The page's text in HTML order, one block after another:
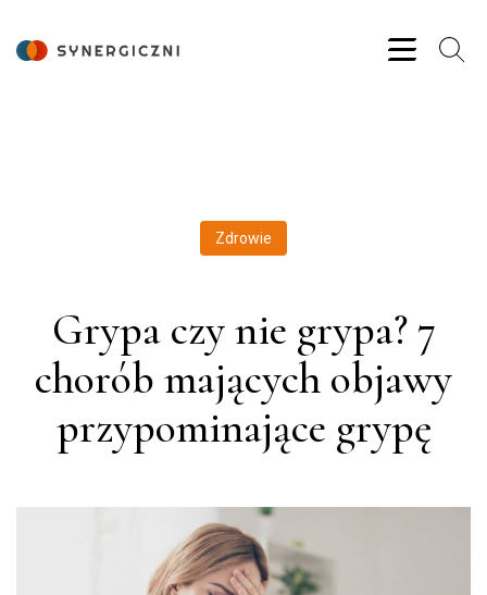
Zdrowie
Grypa czy nie grypa? 7
chorób mających objawy
przypominające grypę